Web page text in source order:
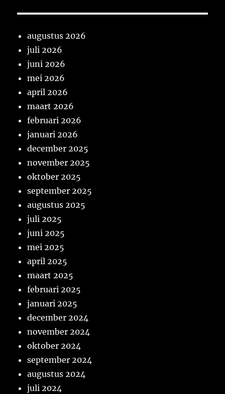
augustus 2026
juli 2026
juni 2026
mei 2026
april 2026
maart 2026
februari 2026
januari 2026
december 2025
november 2025
oktober 2025
september 2025
augustus 2025
juli 2025
juni 2025
mei 2025
april 2025
maart 2025
februari 2025
januari 2025
december 2024
november 2024
oktober 2024
september 2024
augustus 2024
juli 2024